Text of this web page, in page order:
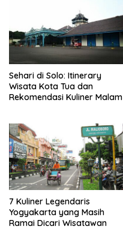
Sehari di Solo: Itinerary
Wisata Kota Tua dan
Rekomendasi Kuliner Malam
7 Kuliner Legendaris
Yogyakarta yang Masih
Ramai Dicari Wisatawan